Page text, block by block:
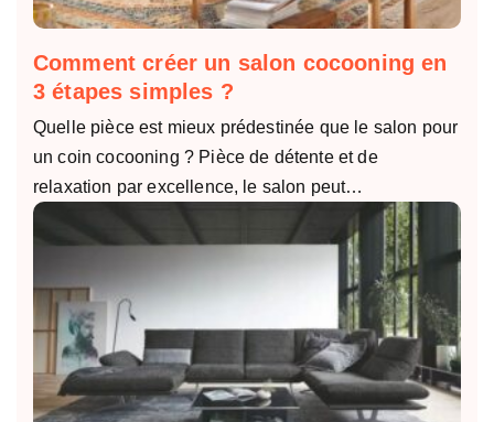
Comment créer un salon cocooning en
3 étapes simples ?
Quelle pièce est mieux prédestinée que le salon pour
un coin cocooning ? Pièce de détente et de
relaxation par excellence, le salon peut…